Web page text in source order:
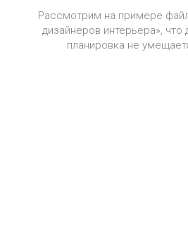
Рассмотрим на примере
дизайнеров интерьера», что
планировка не